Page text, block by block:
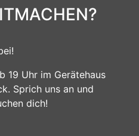
19 Uhr im Gerätehaus
Sprich uns an und
dich!